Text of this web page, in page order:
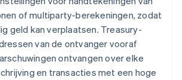
of multiparty-berekeningen, zodat
geld kan verplaatsen. Treasury-
van de ontvanger vooraf
ontvangen over elke
en transacties met een hoge